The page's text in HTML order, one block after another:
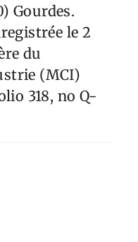
Gourdes.
le 2
du
(MCI)
318, no Q-